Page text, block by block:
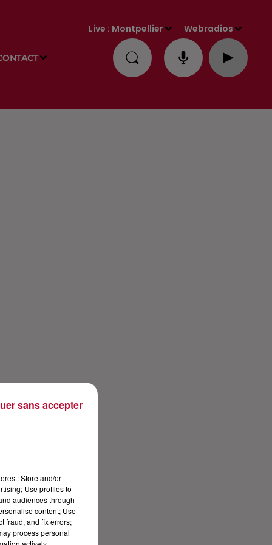
Live : Montpellier Webradios
Store and/or
Use profiles to
audiences through
content; Use
fraud, and fix errors;
process personal
sans accepter